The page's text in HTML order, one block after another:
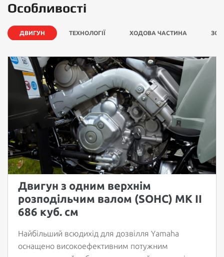
Особливості
ДВИГУН ТЕХНОЛОГІЇ ХОДОВА ЧАСТИНА
Двигун з одним верхнім
розподільчим валом (SOHC) MK II
686 куб. см
Найбільший всюдихід для дозвілля Yamaha
оснащено високоефективним потужним